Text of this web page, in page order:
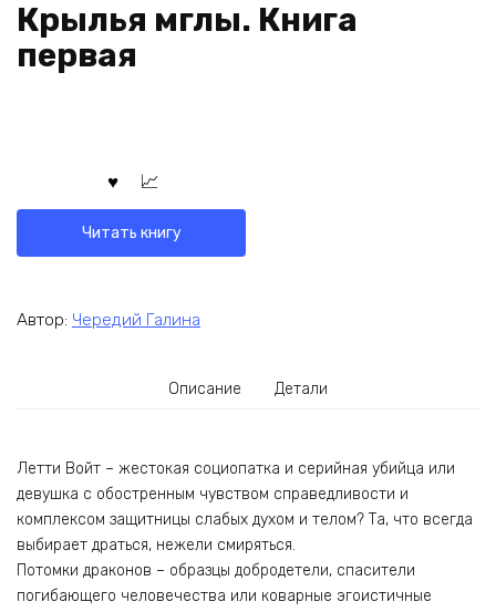
Крылья мглы. Книга
первая
Читать книгу
Автор: Чередий Галина
Описание Детали
Летти Войт – жестокая социопатка и серийная убийца или
девушка с обостренным чувством справедливости и
комплексом защитницы слабых духом и телом? Та, что всегда
выбирает драться, нежели смиряться.
Потомки драконов – образцы добродетели, спасители
погибающего человечества или коварные эгоистичные